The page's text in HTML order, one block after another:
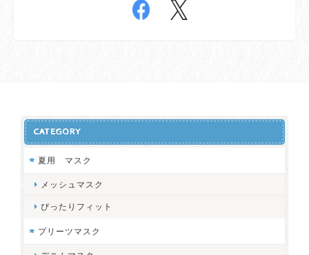
CATEGORY
夏用 マスク
メッシュマスク
ぴったりフィット
プリーツマスク